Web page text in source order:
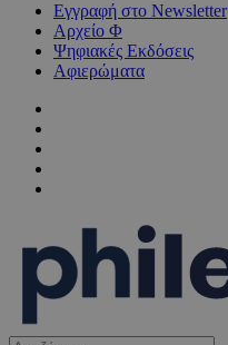
Εγγραφή στο Newsletter
Αρχείο Φ
Ψηφιακές Εκδόσεις
Αφιερώματα